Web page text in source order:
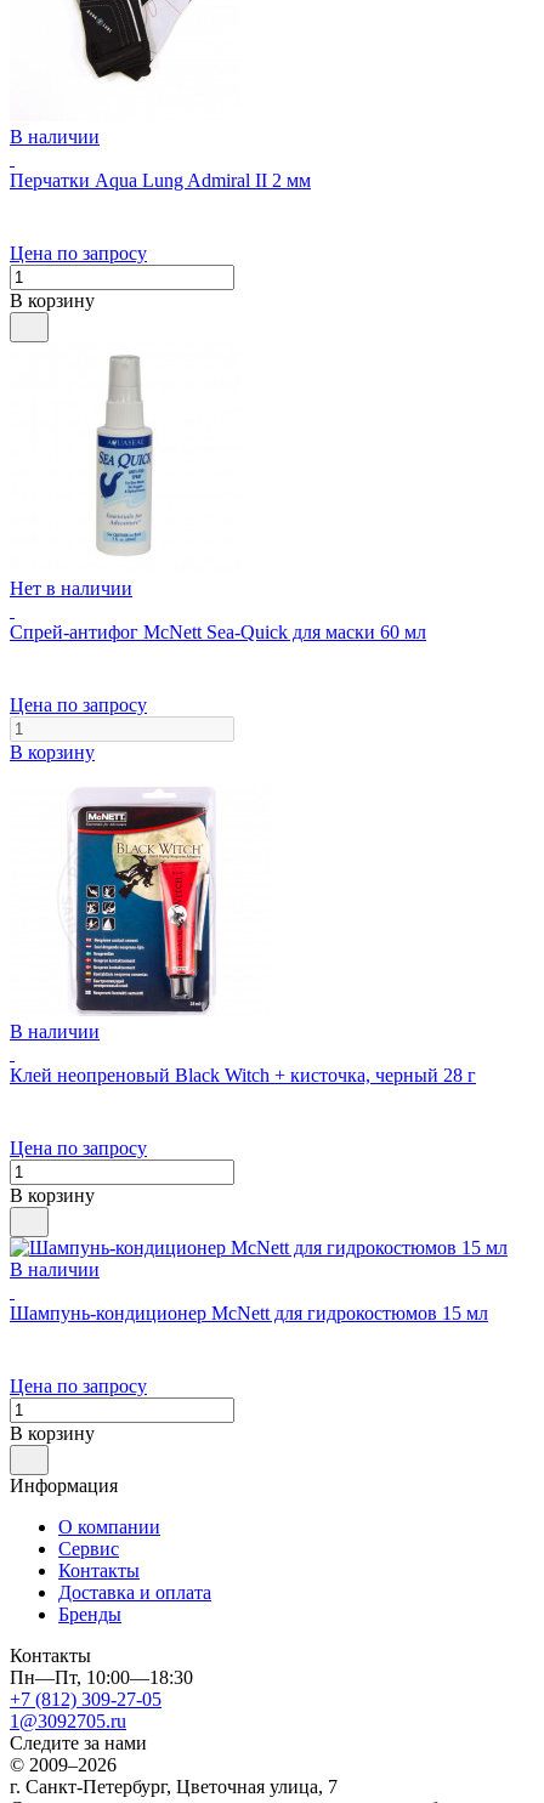
В наличии
Перчатки Aqua Lung Admiral II 2 мм
Цена по запросу
В корзину
Нет в наличии
Спрей-антифог McNett Sea-Quick для маски 60 мл
Цена по запросу
В корзину
В наличии
Клей неопреновый Black Witch + кисточка, черный 28 г
Цена по запросу
В корзину
В наличии
Шампунь-кондиционер McNett для гидрокостюмов 15 мл
Цена по запросу
В корзину
Информация
О компании
Сервис
Контакты
Доставка и оплата
Бренды
Контакты
Пн—Пт, 10:00—18:30
+7 (812) 309-27-05
1@3092705.ru
Следите за нами
© 2009–2026
г. Санкт-Петербург, Цветочная улица, 7